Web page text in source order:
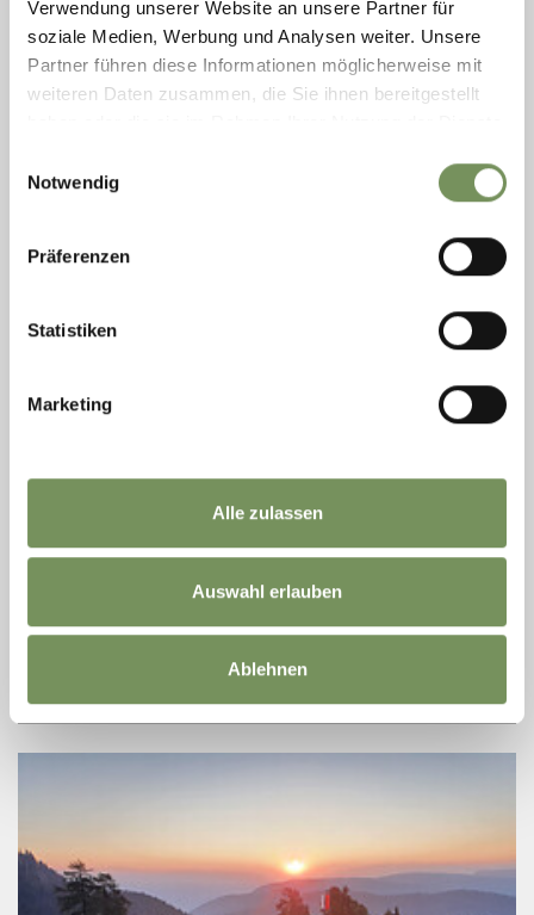
Verwendung unserer Website an unsere Partner für
soziale Medien, Werbung und Analysen weiter. Unsere
Partner führen diese Informationen möglicherweise mit
weiteren Daten zusammen, die Sie ihnen bereitgestellt
Notwendig
Präferenzen
Statistiken
Marketing
Alle zulassen
Auswahl erlauben
Ablehnen
Freitag
07
REGIONALE GENUSSKÖRBE VOM
LENKHOF
LUST AUF EIN PICKNICK AM KNOTTNKINO? Gerne stellt euch
Produkten zusammen. Ihr könnt euren Picknickkorb beim Hof